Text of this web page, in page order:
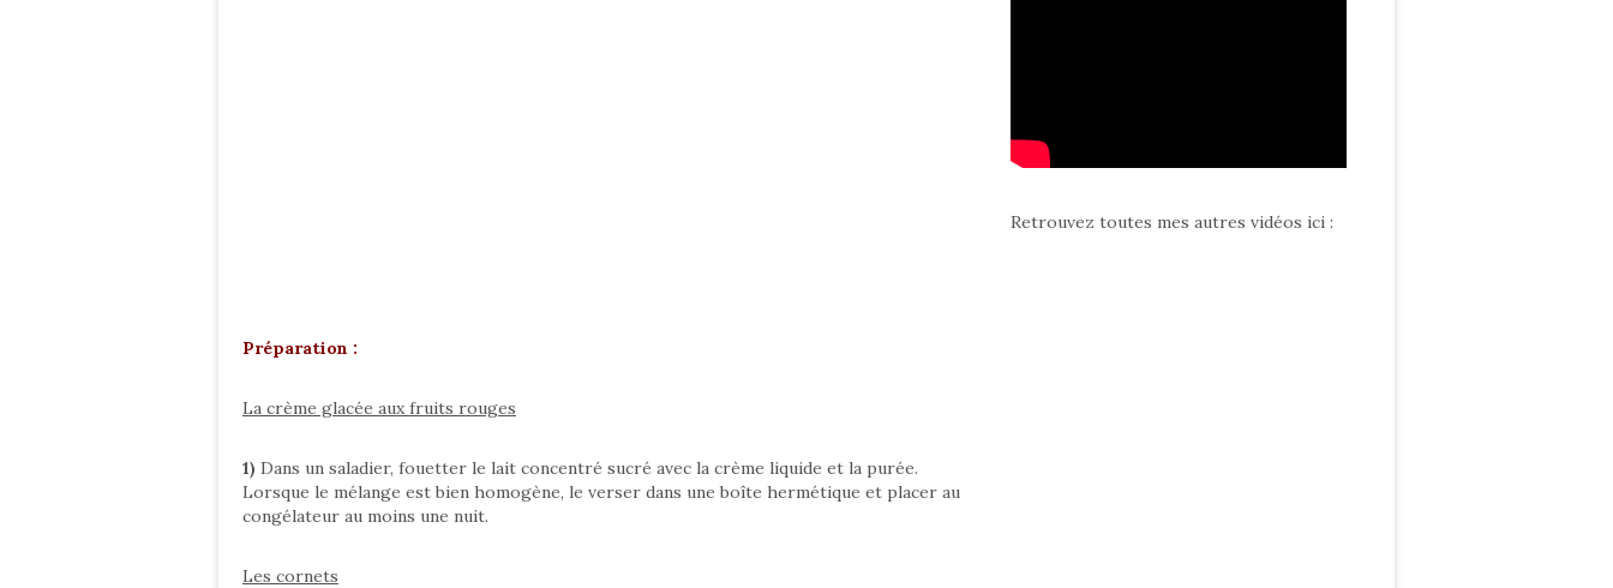
Préparation :
La crème glacée aux fruits rouges
1) Dans un saladier, fouetter le lait concentré sucré avec la crème liquide et la purée.
Lorsque le mélange est bien homogène, le verser dans une boîte hermétique et placer au
congélateur au moins une nuit.
Les cornets
Retrouvez toutes mes autres vidéos ici :